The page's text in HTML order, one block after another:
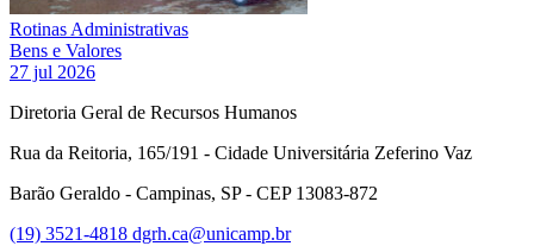
Rotinas Administrativas
Bens e Valores
27 jul 2026
Diretoria Geral de Recursos Humanos
Rua da Reitoria, 165/191 - Cidade Universitária Zeferino Vaz
Barão Geraldo - Campinas, SP - CEP 13083-872
(19) 3521-4818 dgrh.ca@unicamp.br